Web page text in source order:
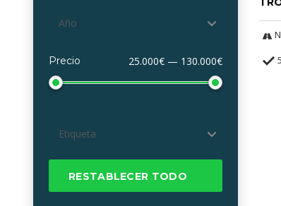
Año
Precio 25.000€ — 130.000€
Etiqueta
RESTABLECER TODO